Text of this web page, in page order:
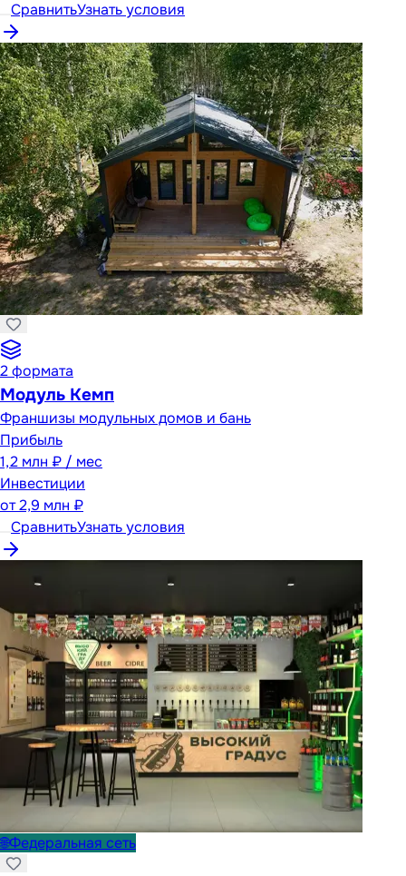
СравнитьУзнать условия
2формата
Модуль Кемп
Франшизы модульных домов и бань
Прибыль
1,2 млн ₽ / мес
Инвестиции
от2,9 млн ₽
СравнитьУзнать условия
🌐Федеральная сеть